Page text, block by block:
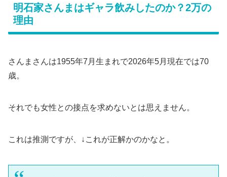
明石家さんまはギャラ飲みしたのか？2万の
理由
さんまさんは1955年7月生まれで2026年5月現在では70
歳。
それでも女性との接点を求めないとは思えません。
これは推測ですが、↓これが正解かのかなと。